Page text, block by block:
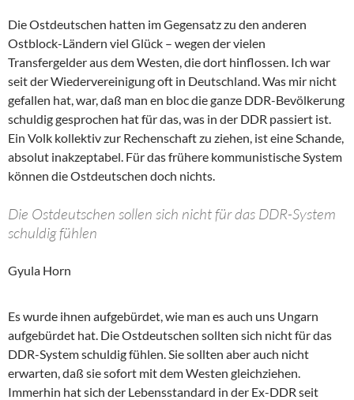
Die Ostdeutschen hatten im Gegensatz zu den anderen
Ostblock-Ländern viel Glück – wegen der vielen
Transfergelder aus dem Westen, die dort hinflossen. Ich war
seit der Wiedervereinigung oft in Deutschland. Was mir nicht
gefallen hat, war, daß man en bloc die ganze DDR-Bevölkerung
schuldig gesprochen hat für das, was in der DDR passiert ist.
Ein Volk kollektiv zur Rechenschaft zu ziehen, ist eine Schande,
absolut inakzeptabel. Für das frühere kommunistische System
können die Ostdeutschen doch nichts.
Die Ostdeutschen sollen sich nicht für das DDR-System
schuldig fühlen
Gyula Horn
Es wurde ihnen aufgebürdet, wie man es auch uns Ungarn
aufgebürdet hat. Die Ostdeutschen sollten sich nicht für das
DDR-System schuldig fühlen. Sie sollten aber auch nicht
erwarten, daß sie sofort mit dem Westen gleichziehen.
Immerhin hat sich der Lebensstandard in der Ex-DDR seit